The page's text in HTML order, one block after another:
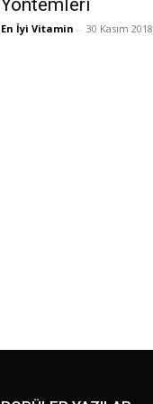
Yöntemleri
En İyi Vitamin - 30 Kasım 2018